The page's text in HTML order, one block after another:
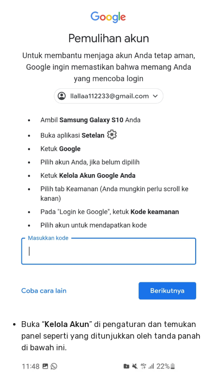
Buka “Kelola Akun” di pengaturan dan temukan
panel seperti yang ditunjukkan oleh tanda panah
di bawah ini.